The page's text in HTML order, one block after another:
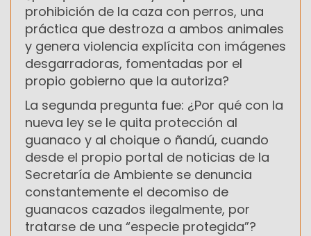
prohibición de la caza con perros, una
práctica que destroza a ambos animales
y genera violencia explícita con imágenes
desgarradoras, fomentadas por el
propio gobierno que la autoriza?
La segunda pregunta fue: ¿Por qué con la
nueva ley se le quita protección al
guanaco y al choique o ñandú, cuando
desde el propio portal de noticias de la
Secretaría de Ambiente se denuncia
constantemente el decomiso de
guanacos cazados ilegalmente, por
tratarse de una “especie protegida”?